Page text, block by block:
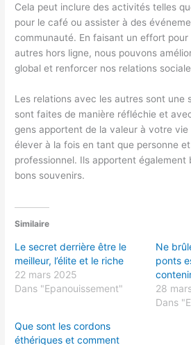
Cela peut inclure des activités telles
pour le café ou assister à des
communauté. En faisant un effort
autres hors ligne, nous pouvons
global et renforcer nos relations
Les relations avec les autres sont une
sont faites de manière réfléchie et
gens apportent de la valeur à votre
élever à la fois en tant que personne
professionnel. Ils apportent également
bons souvenirs.
Similaire
Le secret derrière être le
meilleur, l’élite et le riche
22 mars 2025
Dans "Epanouissement"
Ne
ponts
28
Dans
Que sont les cordons
éthériques et comment